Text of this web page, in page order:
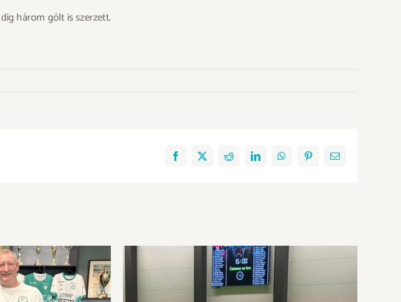
három gólt is szerzett.
Facebook
X RedditLinkedInWhatsAppPinterestEmail: